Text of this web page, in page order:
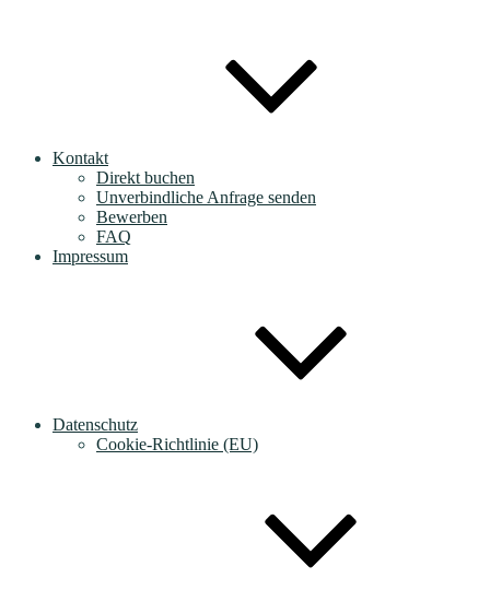
Kontakt
Direkt buchen
Unverbindliche Anfrage senden
Bewerben
FAQ
Impressum
Datenschutz
Cookie-Richtlinie (EU)